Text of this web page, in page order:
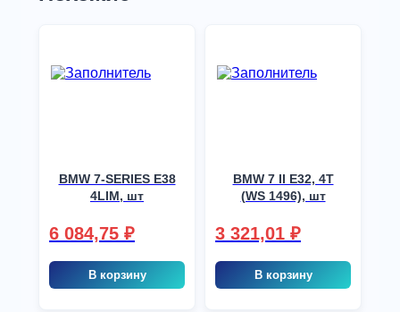
BMW 7-SERIES E38
4LIM, шт
6 084,75 ₽
В корзину
BMW 7 II E32, 4T
(WS 1496), шт
3 321,01 ₽
В корзину